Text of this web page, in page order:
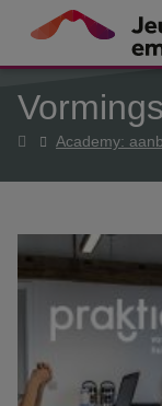
Overslaan en
HomeAcademy: